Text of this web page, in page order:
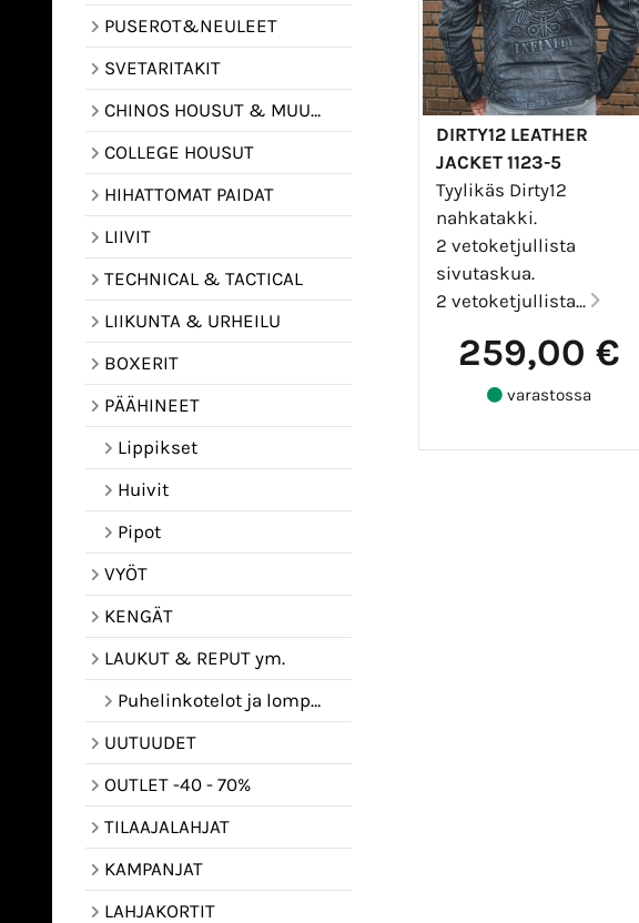
PUSEROT&NEULEET
SVETARITAKIT
CHINOS HOUSUT & MUUT HOUSUT
COLLEGE HOUSUT
HIHATTOMAT PAIDAT
LIIVIT
TECHNICAL & TACTICAL
LIIKUNTA & URHEILU
BOXERIT
PÄÄHINEET
Lippikset
Huivit
Pipot
VYÖT
KENGÄT
LAUKUT & REPUT ym.
Puhelinkotelot ja lompakot
UUTUUDET
OUTLET -40 - 70%
TILAAJALAHJAT
KAMPANJAT
LAHJAKORTIT
DIRTY12 LEATHER
JACKET 1123-5
Tyylikäs Dirty12
nahkatakki.
2 vetoketjullista
sivutaskua.
2 vetoketjullista...
259,00 €
varastossa